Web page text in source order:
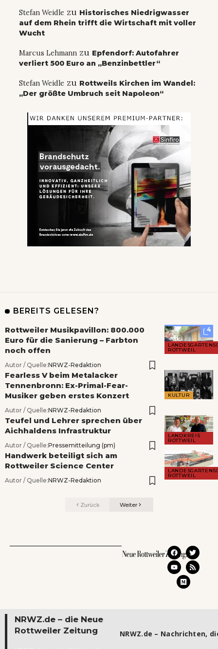
Stefan Weidle zu Historisches Niedrigwasser
auf dem Rhein trifft die Wirtschaft mit voller
Wucht
Marcus Lehmann zu Epfendorf: Autofahrer
verliert 500 Euro an „Benzinbettler“
Stefan Weidle zu Rottweils Kirchen im Wandel:
„Der größte Umbruch seit Napoleon“
BEREITS GELESEN?
4
ROTTWEIL
Rottweiler Musikpavillon: 800.000
Euro für die Sanierung – Farbton
noch offen
Autor / Quelle:NRWZ-Redaktion
KULTUR
Fearless V beim Metalacker
Tennenbronn: Ex-Primal-Fear-
Musiker geben erstes Konzert
Autor / Quelle:NRWZ-Redaktion
LANDKREIS
ROTTWEIL
Teufel und Lehrer sprechen über
Aichhaldens Infrastruktur
Autor / Quelle:Pressemitteilung (pm)
ROTTWEIL
Handwerk beteiligt sich am
Rottweiler Science Center
Autor / Quelle:NRWZ-Redaktion
Zurück Weiter
NRWZ.de – die Neue
Rottweiler Zeitung
NRWZ.de – Nachrichten,